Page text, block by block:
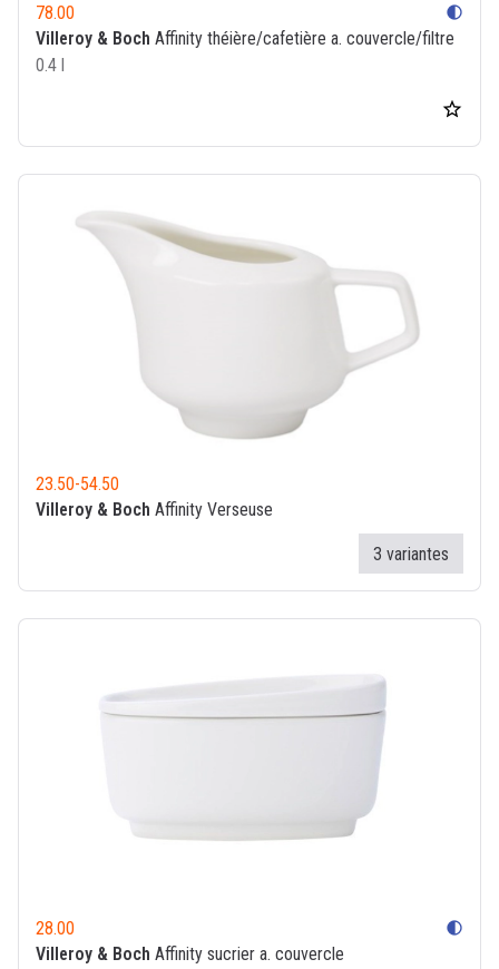
78.00 contrast
Villeroy & Boch Affinity théière/cafetière a. couvercle/filtre
0.4 l
23.50-54.50
Villeroy & Boch Affinity Verseuse
3 variantes
28.00 contrast
Villeroy & Boch Affinity sucrier a. couvercle